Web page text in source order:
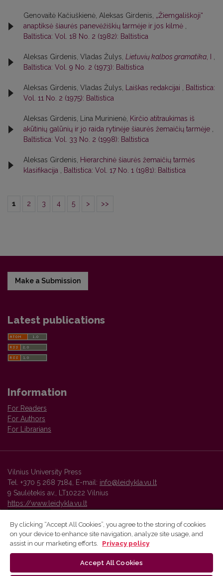
Genovaitė Kačiuškienė, Aleksas Girdenis, „Žiemgališkoji“
anaptiksė šiaurės panevėžiškių tarmėje ir jos kilmė ,
Baltistica: Vol. 18 No. 2 (1982): Baltistica
Aleksas Girdenis, Vladas Žulys, Lietuvių kalbos gramatika, I ,
Baltistica: Vol. 9 No. 2 (1973): Baltistica
Aleksas Girdenis, Vladas Žulys, Laiškas redakcijai , Baltistica:
Vol. 11 No. 2 (1975): Baltistica
Aleksas Girdenis, Lina Murinienė, Kirčio atitraukimas iš
akūtinių galūnių ir jo raida rytinėje šiaurės žemaičių tarmėje ,
Baltistica: Vol. 33 No. 2 (1998): Baltistica
Aleksas Girdenis, Hierarchinė šiaurės žemaičių tarmės
klasifikacija , Baltistica: Vol. 17 No. 1 (1981): Baltistica
1 2 3 4 5 > >>
Make a Submission
Latest publications
Information
For Readers
For Authors
For Librarians
Vilnius University Press
Tel. +370 5 268 7184, E-mail: info@leidykla.vu.lt
9 Saulėtekis av., LT10222 Vilnius
https://www.leidykla.vu.lt
Vilnius University Press platform and metadata are distributed by
By clicking “Accept All Cookies”, you agree to the storing of cookies
on your device to enhance site navigation, analyze site usage, and
assist in our marketing efforts.
Privacy policy
Accept All Cookies